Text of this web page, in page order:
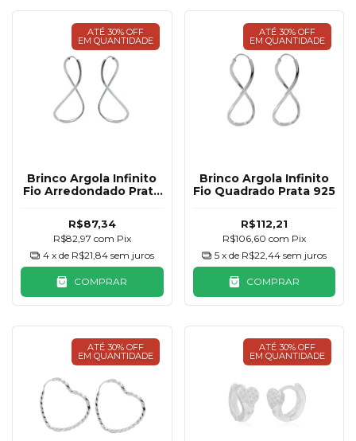
ATÉ 30% OFF
EM QUANTIDADE
Brinco Argola Infinito
Fio Arredondado Prata
R$87,34
R$82,97 com Pix
4 x de R$21,84 sem juros
COMPRAR
ATÉ 30% OFF
EM QUANTIDADE
Brinco Argola Infinito
Fio Quadrado Prata 925
R$112,21
R$106,60 com Pix
5 x de R$22,44 sem juros
COMPRAR
ATÉ 30% OFF
EM QUANTIDADE
ATÉ 30% OFF
EM QUANTIDADE